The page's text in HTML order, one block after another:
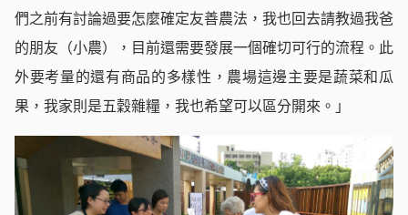
們之前有討論過要怎麼確定友善農法，我也回去請教過我爸
的朋友（小農），目前還需要發展一個確切可行的流程。此
外要考量的還有商品的多樣性，農場這邊主要是蔬菜和瓜
果，我家則是五穀雜糧，我也希望可以區分開來。」